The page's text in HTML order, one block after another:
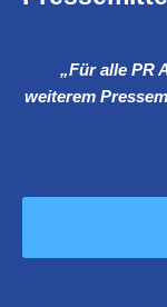
„Für alle PR
weiterem